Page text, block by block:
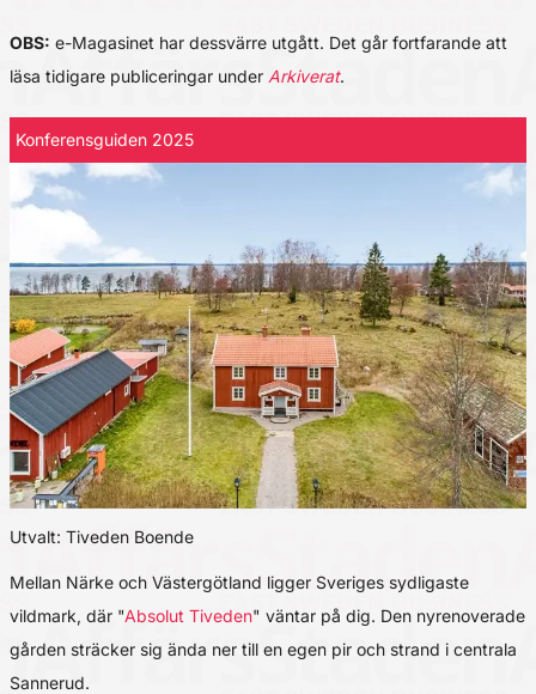
OBS: e-Magasinet har dessvärre utgått. Det går fortfarande att
läsa tidigare publiceringar under Arkiverat.
Konferensguiden 2025
Utvalt: Tiveden Boende
Mellan Närke och Västergötland ligger Sveriges sydligaste
vildmark, där "Absolut Tiveden" väntar på dig. Den nyrenoverade
gården sträcker sig ända ner till en egen pir och strand i centrala
Sannerud.